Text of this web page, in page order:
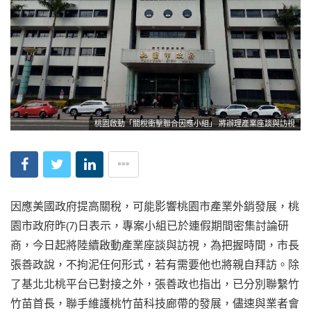
桃園啟動「關稅衝擊聯合因應小組」 將辦理產業座談與訪視
因應美國政府提高關稅，可能影響桃園市產業外銷發展，桃
園市政府昨(7)日表示，專案小組已於連假期間密集討論研
商，今日起將陸續啟動產業座談與訪視，為把握時間，市長
張善政說，不拘泥任何形式，若有需要他也將親自拜訪。除
了基北北桃平台已對接之外，張善政也指出，已分別聯繫竹
竹苗首長，聯手維護桃竹苗科技廊帶的發展，儘速與業者會